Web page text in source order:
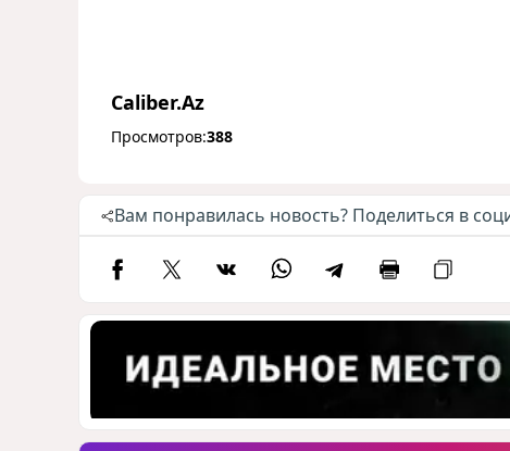
Caliber.Az
Просмотров:388
Вам понравилась новость? Поделиться в